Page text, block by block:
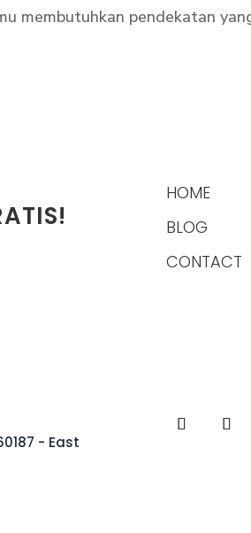
membutuhkan pendekatan
HOME
BLOG
CONTACT
- East